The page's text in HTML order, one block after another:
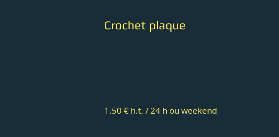
Crochet plaque
1.50 € h.t. / 24 h ou weekend